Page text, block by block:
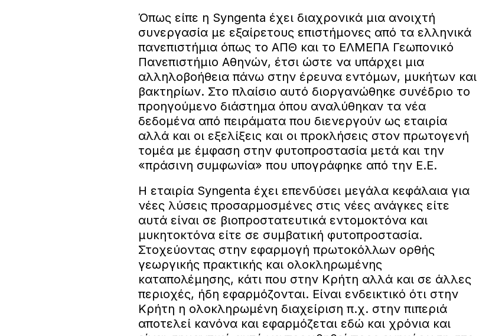
Όπως είπε η Syngenta έχει διαχρονικά μια ανοιχτή
συνεργασία με εξαίρετους επιστήμονες από τα ελληνικά
πανεπιστήμια όπως το ΑΠΘ και το ΕΛΜΕΠΑ Γεωπονικό
Πανεπιστήμιο Αθηνών, έτσι ώστε να υπάρχει μια
αλληλοβοήθεια πάνω στην έρευνα εντόμων, μυκήτων και
βακτηρίων. Στο πλαίσιο αυτό διοργανώθηκε συνέδριο το
προηγούμενο διάστημα όπου αναλύθηκαν τα νέα
δεδομένα από πειράματα που διενεργούν ως εταιρία
αλλά και οι εξελίξεις και οι προκλήσεις στον πρωτογενή
τομέα με έμφαση στην φυτοπροστασία μετά και την
«πράσινη συμφωνία» που υπογράφηκε από την Ε.Ε.
Η εταιρία Syngenta έχει επενδύσει μεγάλα κεφάλαια για
νέες λύσεις προσαρμοσμένες στις νέες ανάγκες είτε
αυτά είναι σε βιοπροστατευτικά εντομοκτόνα και
μυκητοκτόνα είτε σε συμβατική φυτοπροστασία.
Στοχεύοντας στην εφαρμογή πρωτοκόλλων ορθής
γεωργικής πρακτικής και ολοκληρωμένης
καταπολέμησης, κάτι που στην Κρήτη αλλά και σε άλλες
περιοχές, ήδη εφαρμόζονται. Είναι ενδεικτικό ότι στην
Κρήτη η ολοκληρωμένη διαχείριση π.χ. στην πιπεριά
αποτελεί κανόνα και εφαρμόζεται εδώ και χρόνια και